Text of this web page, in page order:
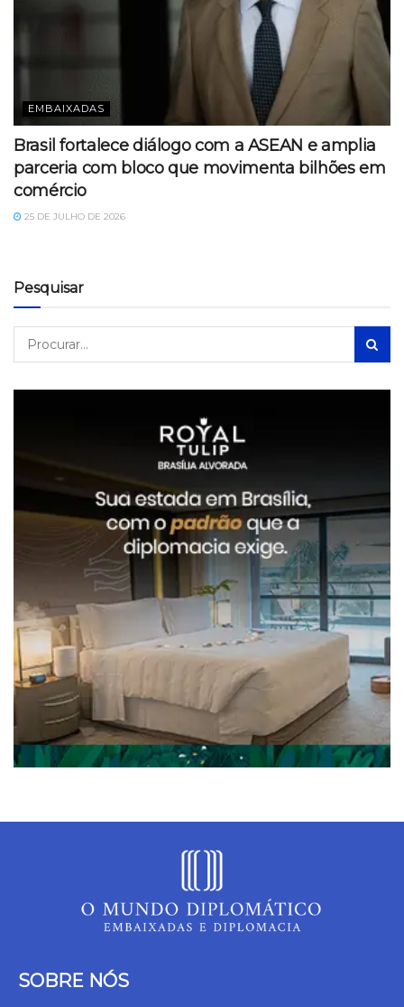
EMBAIXADAS
Brasil fortalece diálogo com a ASEAN e amplia
parceria com bloco que movimenta bilhões em
comércio
25 DE JULHO DE 2026
Pesquisar
SOBRE NÓS